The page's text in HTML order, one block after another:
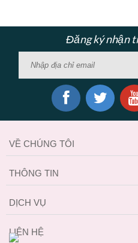
Đăng ký nhận
VỀ CHÚNG TÔI
THÔNG TIN
DỊCH VỤ
LIÊN HỆ